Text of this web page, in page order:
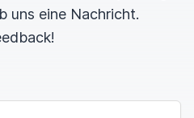
uns eine Nachricht.